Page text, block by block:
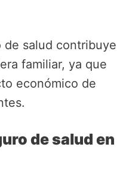
de salud contribuye
familiar, ya que
económico de
de salud en